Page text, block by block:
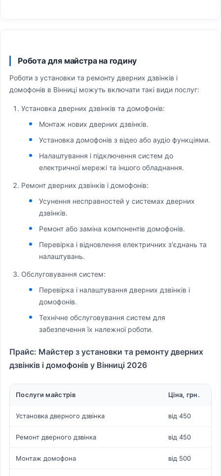
Робота для майстра на годину
Роботи з установки та ремонту дверних дзвінків і
домофонів в Вінниці можуть включати такі види послуг:
Установка дверних дзвінків та домофонів:
Монтаж нових дверних дзвінків.
Установка домофонів з відео або аудіо функціями.
Налаштування і підключення систем до
електричної мережі та іншого обладнання.
Ремонт дверних дзвінків і домофонів:
Усунення несправностей у системах дверних
дзвінків.
Ремонт або заміна компонентів домофонів.
Перевірка і відновлення електричних з'єднань та
налаштувань.
Обслуговування систем:
Перевірка і налаштування дверних дзвінків і
домофонів.
Технічне обслуговування систем для
забезпечення їх належної роботи.
Прайс: Майстер з установки та ремонту дверних
дзвінків і домофонів у Вінниці 2026
Послуги майстрів Ціна, грн.
Установка дверного дзвінка від 450
Ремонт дверного дзвінка від 450
Монтаж домофона від 500